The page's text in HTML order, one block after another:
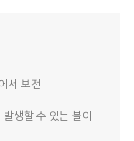
서 보전
생할 수 있는 불이